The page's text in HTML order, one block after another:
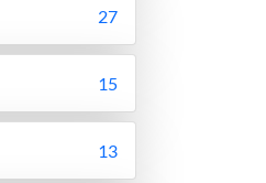
27
15
13